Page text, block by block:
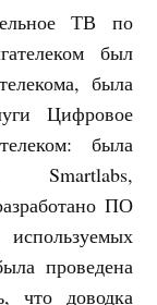
ТВ по
был
была
Цифровое
была
Smartlabs,
ПО
проведена
что доводка